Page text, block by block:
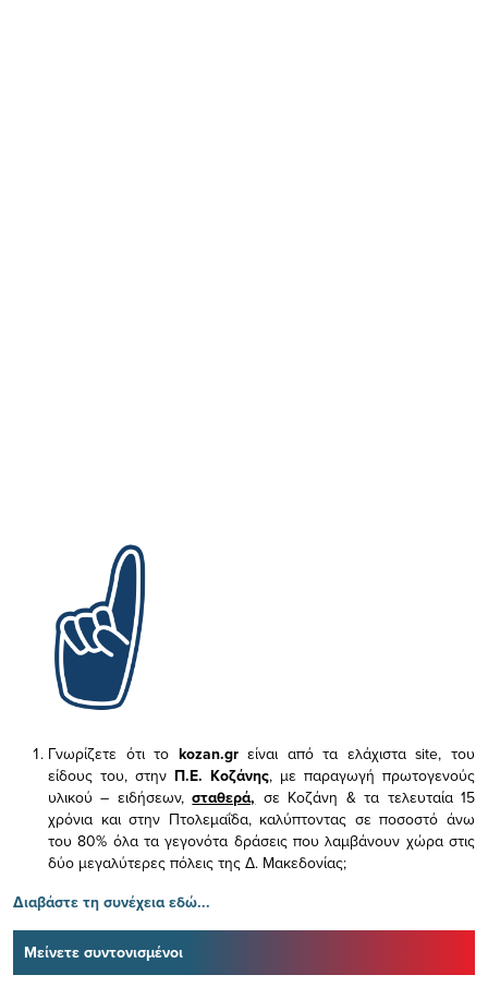
Γνωρίζετε ότι το kozan.gr είναι από τα ελάχισταsite, του
είδους του, στην Π.Ε. Κοζάνης, με παραγωγή πρωτογενούς
υλικού – ειδήσεων,σταθερά, σε Κοζάνη & τα τελευταία 15
χρόνια και στην Πτολεμαΐδα, καλύπτοντας σε ποσοστό άνω
του 80% όλα τα γεγονότα δράσεις που λαμβάνουν χώρα στις
δύο μεγαλύτερες πόλεις της Δ. Μακεδονίας;
Διαβάστε τη συνέχεια εδώ...
Μείνετε συντονισμένοι